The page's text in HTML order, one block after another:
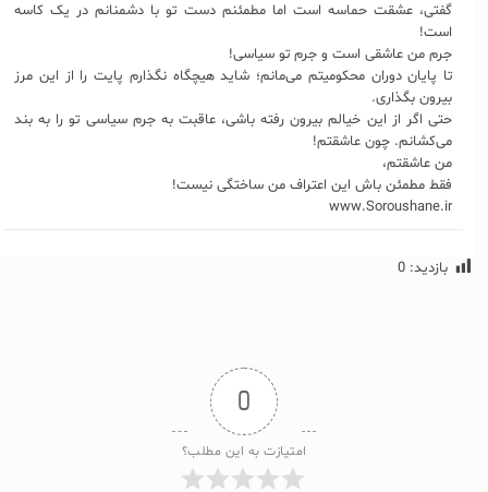
گفتی، عشقت حماسه‌ است اما مطمئنم دست تو با دشمنانم در یک کاسه
است!
جرم من عاشقی است و جرم تو سیاسی!
تا پایان دوران محکومیتم می‌مانم؛ شاید هيچگاه نگذارم پایت را از این مرز
بیرون بگذاری.
حتی اگر از این خیالم بیرون رفته باشی، عاقبت به جرم سیاسی تو را به بند
می‌کشانم. چون عاشقتم!
من عاشقتم،
فقط مطمئن باش این اعتراف من ساختگی نیست!
www.Soroushane.ir
بازدید: 0
0
امتیازت به این مطلب؟